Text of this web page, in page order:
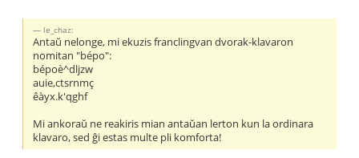
le_chaz:
Antaŭ nelonge, mi ekuzis franclingvan dvorak-klavaron
nomitan "bépo":
bépoè^dljzw
auie,ctsrnmç
êàyx.k'qghf
Mi ankoraŭ ne reakiris mian antaŭan lerton kun la ordinara
klavaro, sed ĝi estas multe pli komforta!